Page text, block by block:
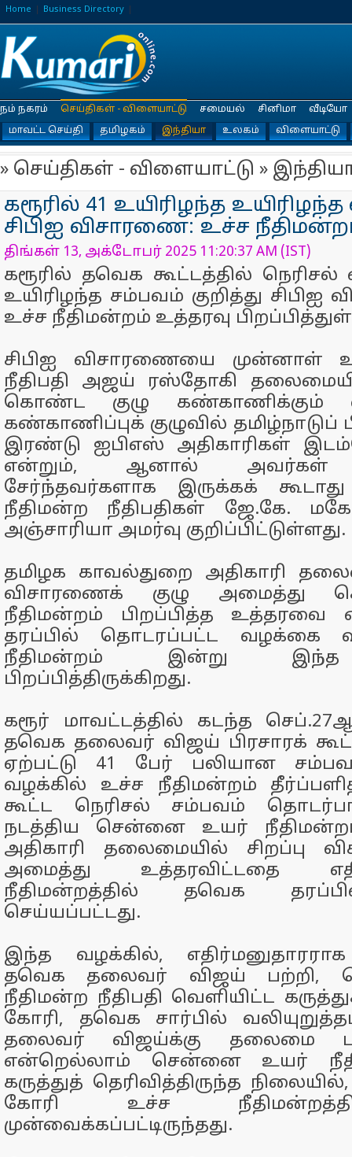
Home Business Directory
நம் நகரம்
செய்திகள் - விளையாட்டு
மாவட்ட செய்தி
தமிழகம் இந்தியா உலகம் விளையாட்டு
சமையல் சினிமா வீடியோ
» செய்திகள் - விளையாட்டு »
கரூரில் 41 உயிரிழந்த
சிபிஐ விசாரணை: உச்ச
திங்கள் 13, அக்டோபர் 2025 11:20:37 AM (IST)
கரூரில் தவெக கூட்டத்தில் நெரிசல்
உயிரிழந்த சம்பவம் குறித்து
உச்ச நீதிமன்றம் உத்தரவு
சிபிஐ விசாரணையை முன்னாள்
நீதிபதி அஜய் ரஸ்தோகி
கொண்ட குழு கண்காணிக்கும்
கண்காணிப்புக் குழுவில் தமிழ்நாடுப்
இரண்டு ஐபிஎஸ் அதிகாரிகள்
என்றும், ஆனால் அவர்கள்
சேர்ந்தவர்களாக இருக்கக்
நீதிமன்ற நீதிபதிகள் ஜே.கே.
அஞ்சாரியா அமர்வு குறிப்பிட்டுள்ளது.
தமிழக காவல்துறை அதிகாரி
விசாரணைக் குழு அமைத்து
நீதிமன்றம் பிறப்பித்த உத்தரவை
தரப்பில் தொடரப்பட்ட வழக்கை
நீதிமன்றம் இன்று
பிறப்பித்திருக்கிறது.
கரூர் மாவட்டத்தில் கடந்த
தவெக தலைவர் விஜய் பிரசாரக்
ஏற்பட்டு 41 பேர் பலியான
வழக்கில் உச்ச நீதிமன்றம்
கூட்ட நெரிசல் சம்பவம்
நடத்திய சென்னை உயர்
அதிகாரி தலைமையில் சிறப்பு
அமைத்து உத்தரவிட்டதை
நீதிமன்றத்தில் தவெக
செய்யப்பட்டது.
இந்த வழக்கில்,
தவெக தலைவர் விஜய் பற்றி,
நீதிமன்ற நீதிபதி வெளியிட்ட
கோரி, தவெக சார்பில்
தலைவர் விஜய்க்கு தலைமை
என்றெல்லாம் சென்னை உயர்
கருத்துத் தெரிவித்திருந்த
கோரி உச்ச
முன்வைக்கப்பட்டிருந்தது.